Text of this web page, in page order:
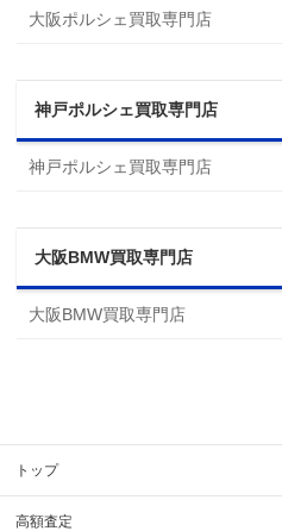
大阪ポルシェ買取専門店
神戸ポルシェ買取専門店
神戸ポルシェ買取専門店
大阪BMW買取専門店
大阪BMW買取専門店
トップ
高額査定